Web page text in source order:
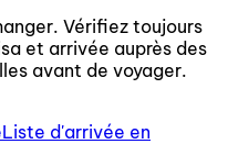
Vérifiez toujours
et arrivée auprès des
avant de voyager.
Liste d'arrivée en